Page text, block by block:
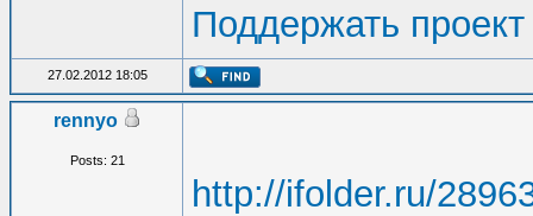
Поддержать проект
27.02.2012 18:05
rennyo
Posts: 21
http://ifolder.ru/